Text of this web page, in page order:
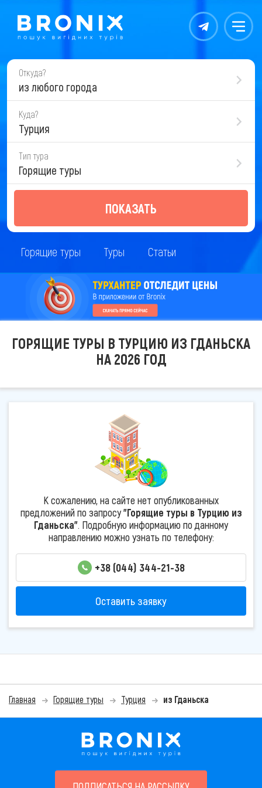
Контакты Меню
Откуда?
из любого города
Куда?
Турция
Тип тура
Горящие туры
ПОКАЗАТЬ
Горящие туры Туры Статьи
ГОРЯЩИЕ ТУРЫ В ТУРЦИЮ ИЗ ГДАНЬСКА
НА 2026 ГОД
К сожалению, на сайте нет опубликованных
предложений по запросу"Горящие туры в Турцию из
Гданьска". Подробную информацию по данному
направлению можно узнать по телефону:
+38 (044) 344-21-38
Оставить заявку
Главная Горящие туры Турция из Гданьска